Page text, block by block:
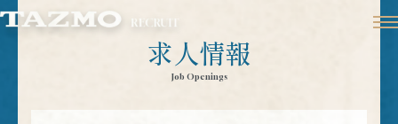
求人情報
Job Openings